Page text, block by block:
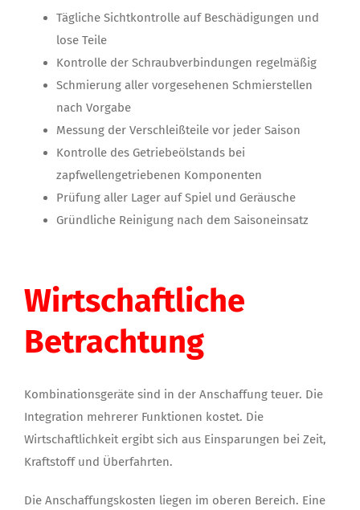
Tägliche Sichtkontrolle auf Beschädigungen und
lose Teile
Kontrolle der Schraubverbindungen regelmäßig
Schmierung aller vorgesehenen Schmierstellen
nach Vorgabe
Messung der Verschleißteile vor jeder Saison
Kontrolle des Getriebeölstands bei
zapfwellengetriebenen Komponenten
Prüfung aller Lager auf Spiel und Geräusche
Gründliche Reinigung nach dem Saisoneinsatz
Wirtschaftliche
Betrachtung
Kombinationsgeräte sind in der Anschaffung teuer. Die
Integration mehrerer Funktionen kostet. Die
Wirtschaftlichkeit ergibt sich aus Einsparungen bei Zeit,
Kraftstoff und Überfahrten.
Die Anschaffungskosten liegen im oberen Bereich. Eine